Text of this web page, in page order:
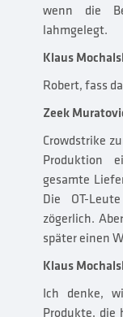
wenn die
lahmgelegt.
Klaus
Robert, fass
Zeek
Crowdstrike
Produktion
gesamte
Die OT-
zögerlich.
später einen
Klaus
Ich denke,
Produkte, die